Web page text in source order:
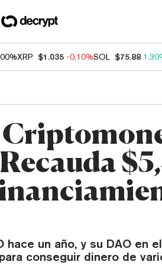
XRP $1.035 -0.10%SOL $75.88
un año, y su DAO en
conseguir dinero de